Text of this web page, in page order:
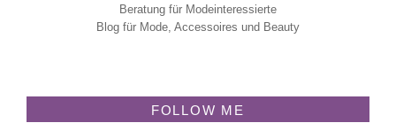
Beratung für Modeinteressierte
Blog für Mode, Accessoires und Beauty
FOLLOW ME